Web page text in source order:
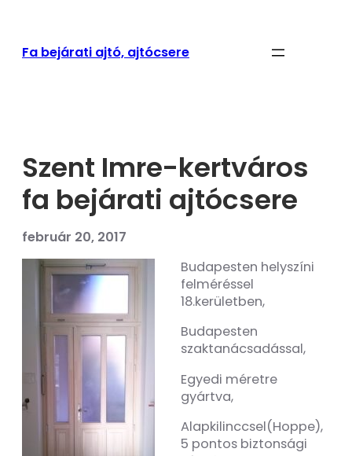
tartalomhoz
Fa bejárati ajtó, ajtócsere
Szent Imre-kertváros
fa bejárati ajtócsere
február 20, 2017
Budapesten helyszíni
felméréssel
18.kerületben,
Budapesten
szaktanácsadással,
Egyedi méretre
gyártva,
Alapkilinccsel(Hoppe),
5 pontos biztonsági